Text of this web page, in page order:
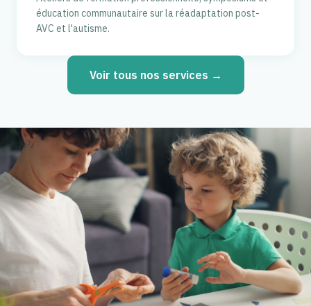
éducation communautaire sur la réadaptation post-
AVC et l'autisme.
Voir tous nos services →